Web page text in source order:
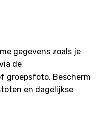
gegevens zoals je
de
groepsfoto. Bescherm
en dagelijkse